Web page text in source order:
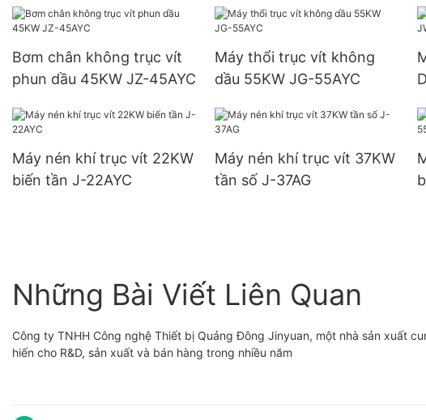
Bơm chân không trục vít
phun dầu 45KW JZ-45AYC
Máy thổi trục vít không
dầu 55KW JG-55AYC
Máy nén khí trục vít 22KW
biến tần J-22AYC
Máy nén khí trục vít 37KW
tần số J-37AG
Những Bài Viết Liên Quan
Công ty TNHH Công nghệ Thiết bị Quảng Đông Jinyuan, một nhà sản xuất
hiến cho R&D, sản xuất và bán hàng trong nhiều năm